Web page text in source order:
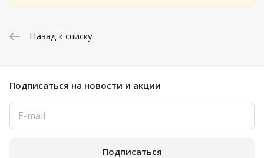
Назад к списку
Подписаться на новости и акции
Подписаться